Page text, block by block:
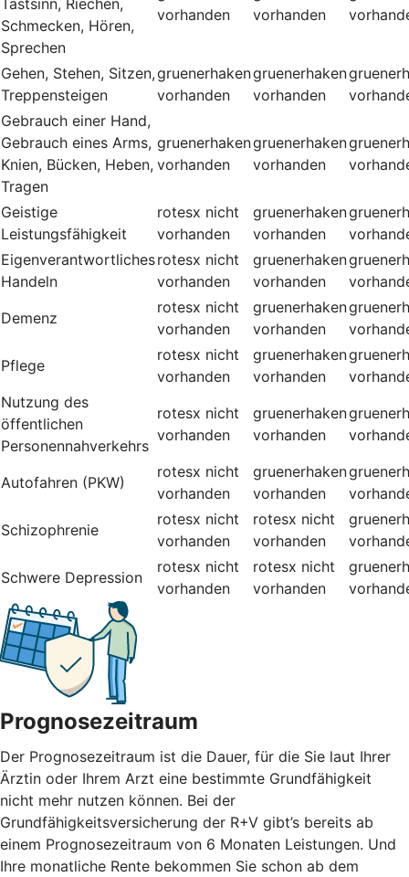
Schmecken, Hören,
Sprechen
vorhanden
vorhanden
Gehen, Stehen, Sitzen,
Treppensteigen
gruenerhaken
vorhanden
gruenerhaken
vorhanden
Gebrauch einer Hand,
Gebrauch eines Arms,
Knien, Bücken, Heben,
Tragen
gruenerhaken
vorhanden
gruenerhaken
vorhanden
Geistige
Leistungsfähigkeit
rotesx nicht
vorhanden
gruenerhaken
vorhanden
Eigenverantwortliches
Handeln
rotesx nicht
vorhanden
gruenerhaken
vorhanden
Demenz
rotesx nicht
vorhanden
gruenerhaken
vorhanden
Pflege
rotesx nicht
vorhanden
gruenerhaken
vorhanden
Nutzung des
öffentlichen
Personennahverkehrs
rotesx nicht
vorhanden
gruenerhaken
vorhanden
Autofahren (PKW)
rotesx nicht
vorhanden
gruenerhaken
vorhanden
Schizophrenie
rotesx nicht
vorhanden
rotesx nicht
vorhanden
Schwere Depression
rotesx nicht
vorhanden
rotesx nicht
vorhanden
Prognosezeitraum
Der Prognosezeitraum ist die Dauer, für die Sie laut Ihrer
Ärztin oder Ihrem Arzt eine bestimmte Grundfähigkeit
nicht mehr nutzen können. Bei der
Grundfähigkeitsversicherung der R+V gibt’s bereits ab
einem Prognosezeitraum von 6 Monaten Leistungen. Und
Ihre monatliche Rente bekommen Sie schon ab dem